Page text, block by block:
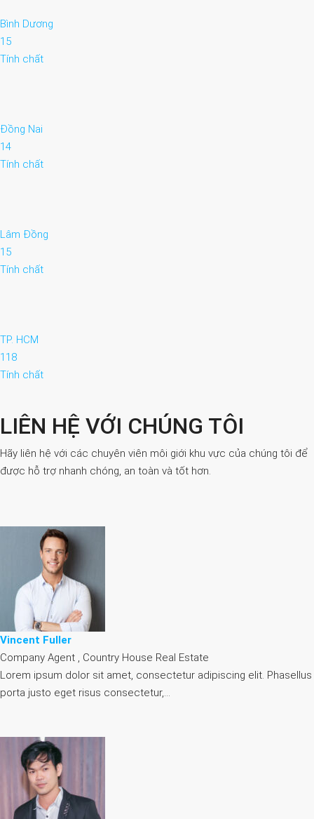
Bình Dương
15
Tính chất
Đồng Nai
14
Tính chất
Lâm Đồng
15
Tính chất
TP. HCM
118
Tính chất
LIÊN HỆ VỚI CHÚNG TÔI
Hãy liên hệ với các chuyên viên môi giới khu vực của chúng tôi để
được hỗ trợ nhanh chóng, an toàn và tốt hơn.
Vincent Fuller
Company Agent , Country House Real Estate
Lorem ipsum dolor sit amet, consectetur adipiscing elit. Phasellus
porta justo eget risus consectetur,…